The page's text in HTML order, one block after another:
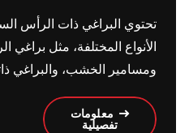
تحتوي البراغي ذات الرأس
الأنواع المختلفة، مثل
ومسامير الخشب، والبراغي
معلومات
تفصيلية